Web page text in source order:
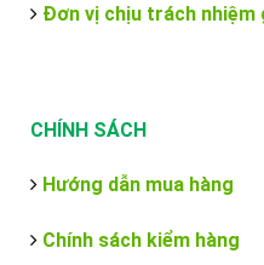
Đơn vị chịu trách nhiệm
CHÍNH SÁCH
Hướng dẫn mua hàng
Chính sách kiểm hàng